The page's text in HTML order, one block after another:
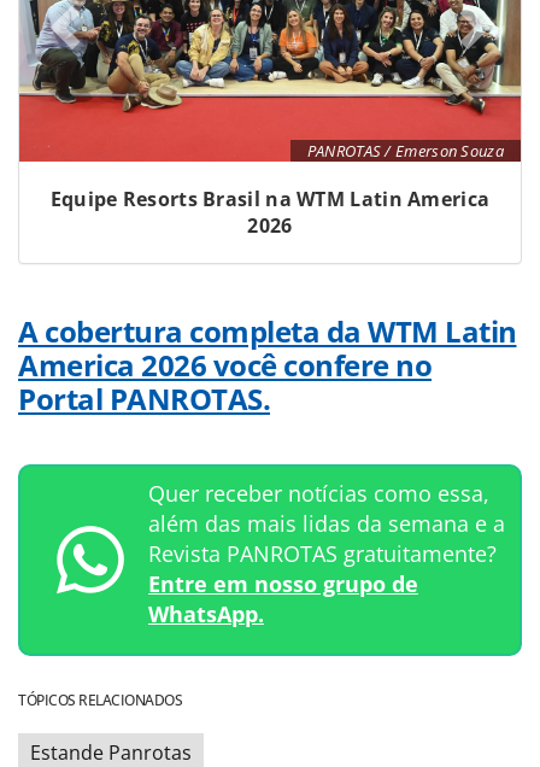
PANROTAS / Emerson Souza
Equipe Resorts Brasil na WTM Latin America
2026
A cobertura completa da WTM Latin
America 2026 você confere no
Portal PANROTAS.
Quer receber notícias como essa,
além das mais lidas da semana e a
Revista PANROTAS gratuitamente?
Entre em nosso grupo de
WhatsApp.
TÓPICOS RELACIONADOS
Estande Panrotas